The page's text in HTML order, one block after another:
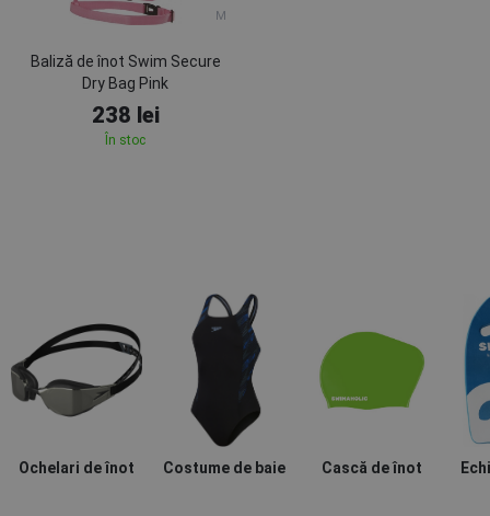
M
Baliză de înot Swim Secure
Dry Bag Pink
238 lei
În stoc
Ochelari de înot Costume de baie Cască de înot